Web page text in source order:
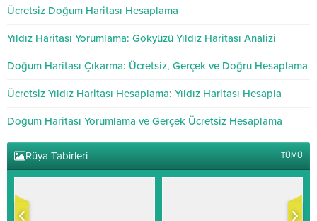
Ücretsiz Doğum Haritası Hesaplama
Yıldız Haritası Yorumlama: Gökyüzü Yıldız Haritası Analizi
Doğum Haritası Çıkarma: Ücretsiz, Gerçek ve Doğru Hesaplama
Ücretsiz Yıldız Haritası Hesaplama: Yıldız Haritası Hesapla
Doğum Haritası Yorumlama ve Gerçek Ücretsiz Hesaplama
Rüya Tabirleri TÜMÜ